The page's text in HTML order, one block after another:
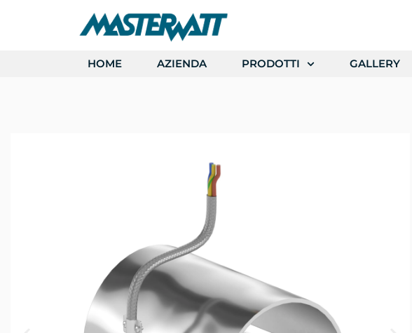
HOME AZIENDA PRODOTTI GALLERY